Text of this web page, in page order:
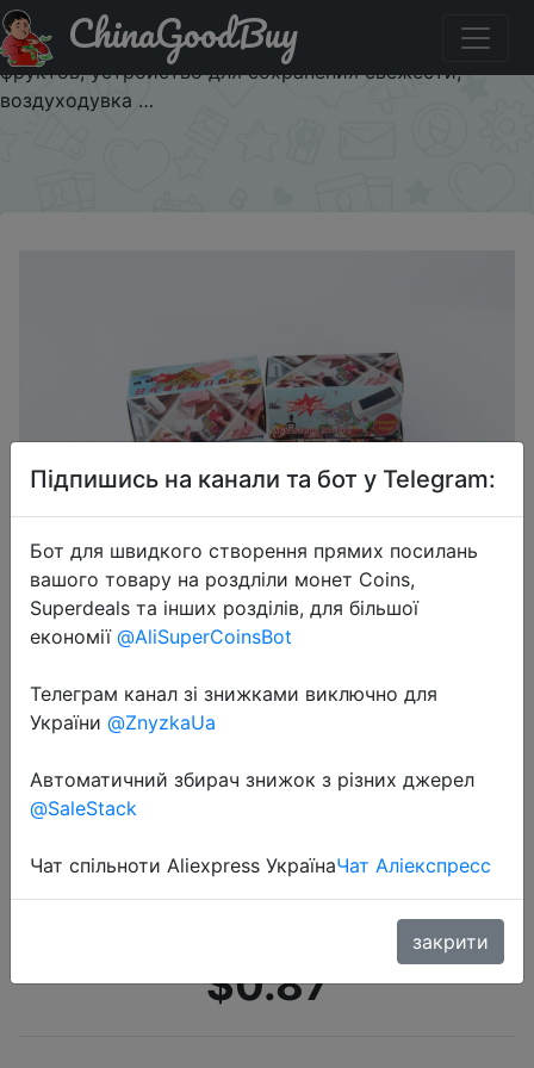
Придбати по знижці Новая Домашняя портативная
маленькая мини-зажим для запечатывания закусок
фруктов, устройство для сохранения свежести,
воздуходувка …
ChinaGoodBuy
2022-05-13
маленькая мини-зажим для
запечатывания закусок фруктов,
устройство для сохранения
свежести, воздуходувка …
$0.87
Підпишись на канали та бот у Telegram:
Бот для швидкого створення прямих посилань
вашого товару на роздліли монет Coins,
Superdeals та інших розділів, для більшої
економії @AliSuperCoinsBot
Телеграм канал зі знижками виключно для
України @ZnyzkaUa
Автоматичний збирач знижок з різних джерел
@SaleStack
Чат спільноти Aliexpress УкраїнаЧат Аліекспресс
закрити